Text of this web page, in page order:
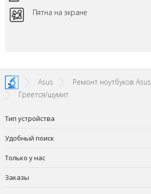
Пятна на экране
Asus
Ремонт ноутбуков Asus
Греется/шумит
Тип устройства
Удобный поиск
Только у нас
Заказы